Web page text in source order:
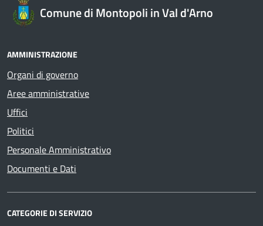
Comune di Montopoli in Val d'Arno
AMMINISTRAZIONE
Organi di governo
Aree amministrative
Uffici
Politici
Personale Amministrativo
Documenti e Dati
CATEGORIE DI SERVIZIO